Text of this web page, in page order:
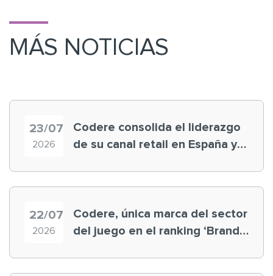
MÁS NOTICIAS
23/07
2026
Codere consolida el liderazgo
de su canal retail en España y
22/07
2026
Codere, única marca del sector
del juego en el ranking ‘Brand